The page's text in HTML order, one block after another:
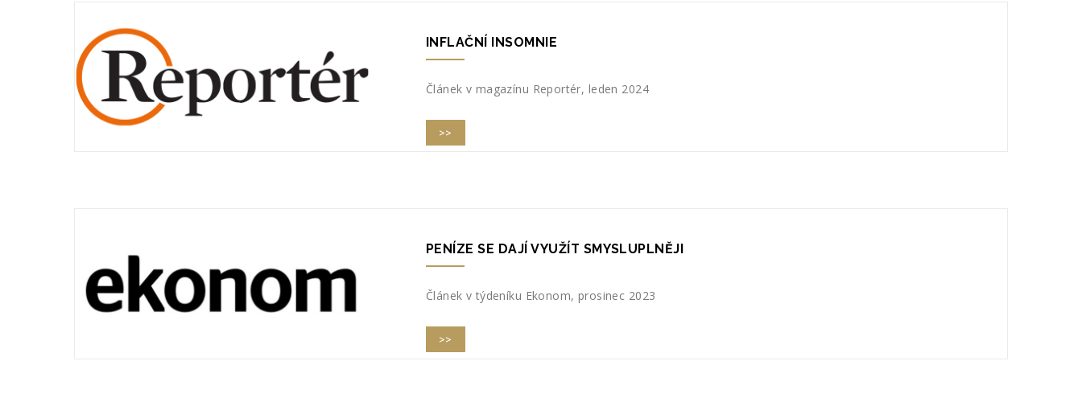
INFLAČNÍ INSOMNIE
Článek v magazínu Reportér, leden 2024
>>
PENÍZE SE DAJÍ VYUŽÍT SMYSLUPLNĚJI
Článek v týdeníku Ekonom, prosinec 2023
>>